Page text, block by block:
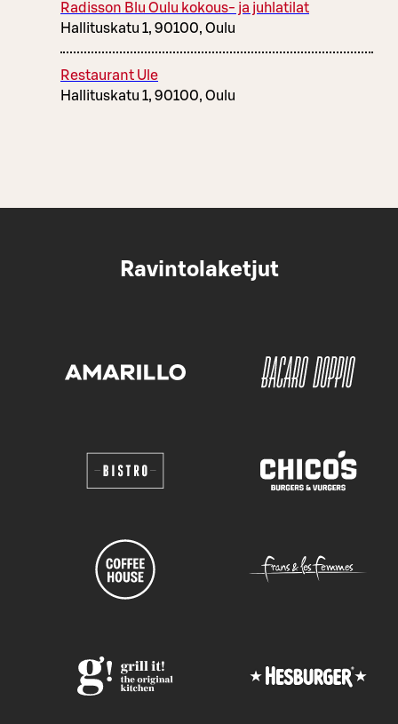
Radisson Blu Oulu kokous- ja juhlatilat
Hallituskatu 1, 90100, Oulu
Restaurant Ule
Hallituskatu 1, 90100, Oulu
Ravintolaketjut